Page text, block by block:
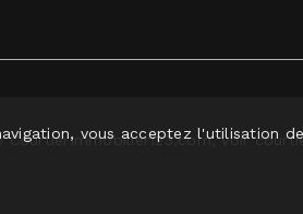
CourtierImmobilier123.com, voir
vous acceptez l'utilisation